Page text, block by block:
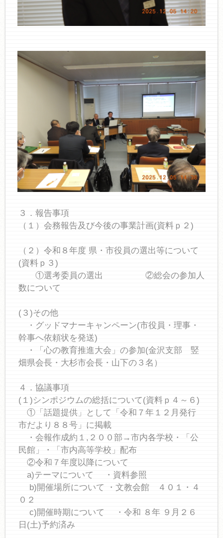
３．報告事項
（１）会務報告及び今後の事業計画(資料ｐ２)
（２）令和８年度 県・市役員の選出等について
(資料ｐ３)
①選考委員の選出 ②総会の参加人
数について
(３)その他
・グッドマナーキャンペーン(市役員・理事・
幹事へ依頼状を発送)
・「心の教育推進大会」の参加(金沢支部 竪
畑県会長・大杉市会長・山下の３名）
４．協議事項
(１)シンポジウムの総括について(資料ｐ４～６)
①「話題提供」として「令和７年１２月発行
市だより８８号」に掲載
・会報作成約１,２００部→市内各学校・「公
民館」・「市内高等学校」配布
②令和７年度以降について
a)テーマについて ・資料参照
b)開催場所について ・文教会館 ４０１・４
０２
c)開催時期について ・令和 ８年 ９月２６
日(土)予約済み